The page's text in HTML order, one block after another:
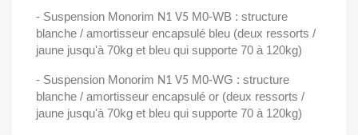
- Suspension Monorim N1 V5 M0-WB : structure
blanche / amortisseur encapsulé bleu (deux ressorts /
jaune jusqu'à 70kg et bleu qui supporte 70 à 120kg)
- Suspension Monorim N1 V5 M0-WG : structure
blanche / amortisseur encapsulé or (deux ressorts /
jaune jusqu'à 70kg et bleu qui supporte 70 à 120kg)